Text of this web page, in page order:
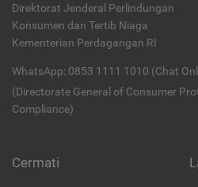
Direktorat Jenderal Perlindungan
Konsumen dan Tertib Niaga
Kementerian Perdagangan RI
WhatsApp: 0853 1111 1010 (Chat
(Directorate General of Consumer
Compliance)
Cermati